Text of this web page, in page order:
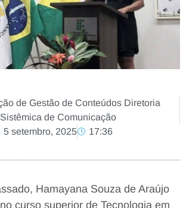
de Gestão de Conteúdos Diretoria
Sistêmica de Comunicação
5 setembro, 2025
17:36
Hamayana Souza de Araújo
curso superior de Tecnologia em